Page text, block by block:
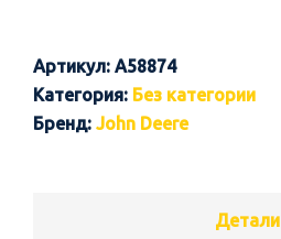
Артикул: A58874
Категория: Без категории
Бренд: John Deere
Детали